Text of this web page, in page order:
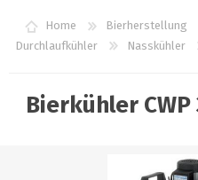
WUNSCHLISTE
0
Home Bierherstellung
Durchlaufkühler
Nasskühler
Bierkühler CWP